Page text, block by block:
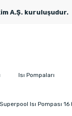
A.Ş. kuruluşudur.
Isı Pompaları